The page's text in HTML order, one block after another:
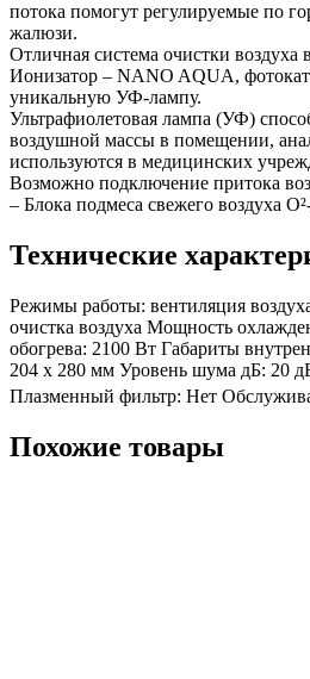
потока помогут регулируемые по
жалюзи.
Отличная система очистки воздуха
Ионизатор – NANO AQUA,
уникальную УФ-лампу.
Ультрафиолетовая лампа (УФ)
воздушной массы в помещении,
используются в медицинских
Возможно подключение притока
– Блока подмеса свежего воздуха
Технические
Режимы работы: вентиляция
очистка воздуха Мощность
обогрева: 2100 Вт Габариты
204 х 280 мм Уровень шума дБ: 20
Плазменный фильтр: Нет
Похожие товары